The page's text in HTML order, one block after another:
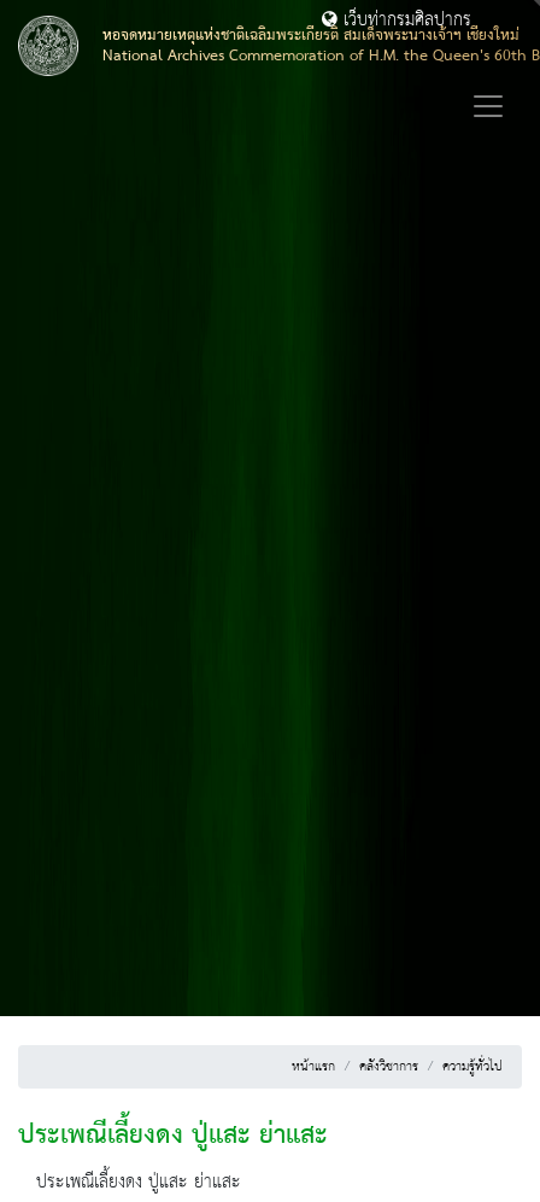
หอจดหมายเหตุแห่งชาติเฉลิมพระเกียรติ สมเด็จพระนางเจ้าฯ เชียงใหม่
National Archives Commemoration of H.M. the Queen's 60th
เว็บท่ากรมศิลปากร
หน้าแรก คลังวิชาการ ความรู้ทั่วไป
ประเพณีเลี้ยงดง ปู่แสะ ย่าแสะ
ประเพณีเลี้ยงดง ปู่แสะ ย่าแสะ